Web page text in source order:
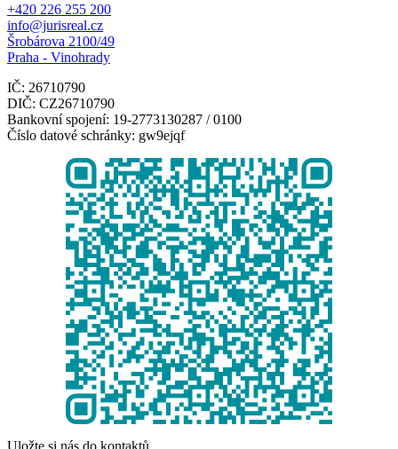
+420 226 255 200
info@jurisreal.cz
Šrobárova 2100/49
Praha - Vinohrady
IČ: 26710790
DIČ: CZ26710790
Bankovní spojení: 19-2773130287 / 0100
Číslo datové schránky: gw9ejqf
Uložte si nás do kontaktů